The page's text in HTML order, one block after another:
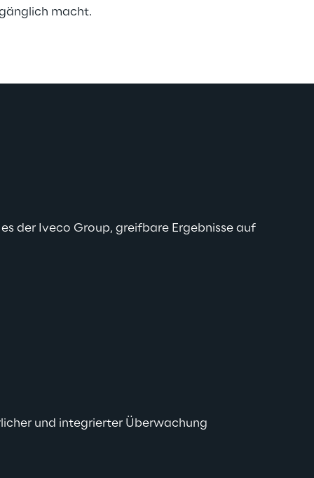
macht.
der Iveco Group, greifbare Ergebnisse auf
und integrierter Überwachung